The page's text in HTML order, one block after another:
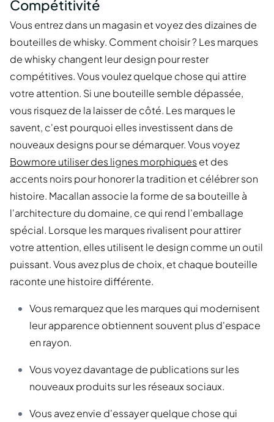
Compétitivité
Vous entrez dans un magasin et voyez des dizaines de
bouteilles de whisky. Comment choisir ? Les marques
de whisky changent leur design pour rester
compétitives. Vous voulez quelque chose qui attire
votre attention. Si une bouteille semble dépassée,
vous risquez de la laisser de côté. Les marques le
savent, c'est pourquoi elles investissent dans de
nouveaux designs pour se démarquer. Vous voyez
Bowmore utiliser des lignes morphiqueset des
accents noirs pour honorer la tradition et célébrer son
histoire. Macallan associe la forme de sa bouteille à
l'architecture du domaine, ce qui rend l'emballage
spécial. Lorsque les marques rivalisent pour attirer
votre attention, elles utilisent le design comme un outil
puissant. Vous avez plus de choix, et chaque bouteille
raconte une histoire différente.
Vous remarquez que les marques qui modernisent
leur apparence obtiennent souvent plus d'espace
en rayon.
Vous voyez davantage de publications sur les
nouveaux produits sur les réseaux sociaux.
Vous avez envie d'essayer quelque chose qui